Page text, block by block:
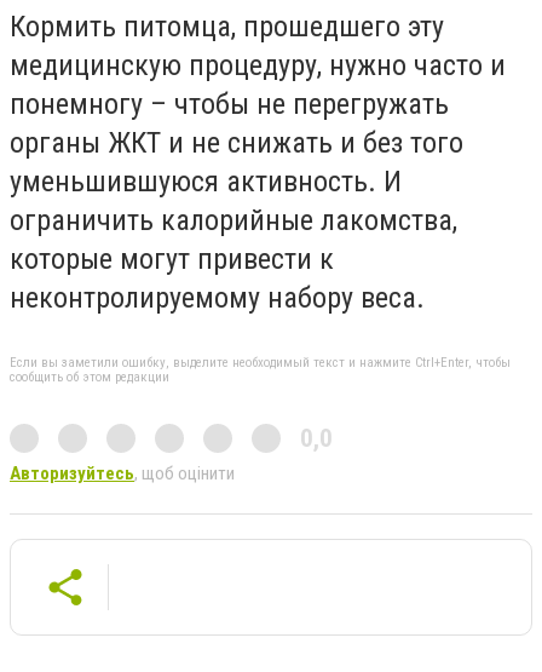
Кормить питомца, прошедшего эту
медицинскую процедуру, нужно часто и
понемногу – чтобы не перегружать
органы ЖКТ и не снижать и без того
уменьшившуюся активность. И
ограничить калорийные лакомства,
которые могут привести к
неконтролируемому набору веса.
Если вы заметили ошибку, выделите необходимый текст и нажмите Ctrl+Enter, чтобы
сообщить об этом редакции
0,0
Авторизуйтесь, щоб оцінити